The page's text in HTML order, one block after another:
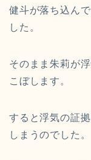
健斗が落ち込ん
した。
そのまま朱莉が
こぼします。
すると浮気の証
しまうのでした。